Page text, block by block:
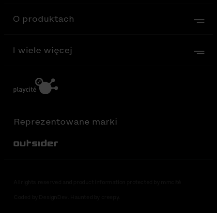
O produktach
I wiele więcej
Reprezentowane marki
Out-Sider